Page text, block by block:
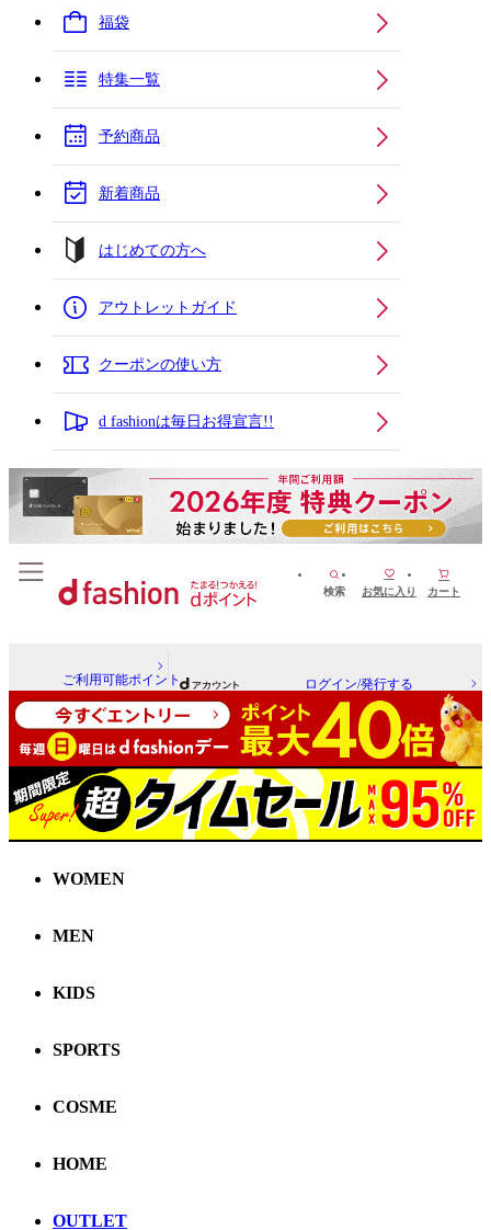
福袋
特集一覧
予約商品
新着商品
はじめての方へ
アウトレットガイド
クーポンの使い方
d fashionは毎日お得宣言!!
検索 お気に入り カート
ご利用可能ポイント ログイン/発行する
WOMEN
MEN
KIDS
SPORTS
COSME
HOME
OUTLET